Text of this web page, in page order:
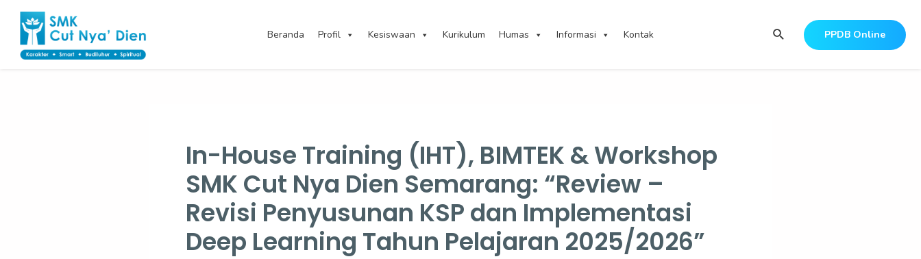
Skip
content
Beranda Profil Kesiswaan Kurikulum Humas Informasi Kontak Search PPDB Online
In-House Training (IHT), BIMTEK & Workshop
SMK Cut Nya Dien Semarang: “Review –
Revisi Penyusunan KSP dan Implementasi
Deep Learning Tahun Pelajaran 2025/2026”